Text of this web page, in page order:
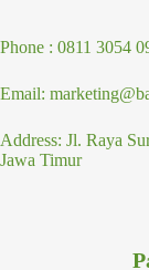
Phone : 0811 3054
Email:
Address: Jl. Raya
Jawa Timur